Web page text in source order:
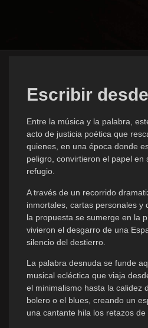
Escribir
Entre la música y la palabra,
acto de justicia poética que
quienes, en una época donde
peligro, convirtieron el papel en
refugio.
A través de un recorrido
inmortales, cartas personales y
la propuesta se sumerge en la
vivieron el desgarro de una
silencio del destierro.
La palabra desnuda se funde
musical ecléctica que viaja
el minimalismo hasta la calidez
bolero o el blues, creando un
una cantante hila los retazos de